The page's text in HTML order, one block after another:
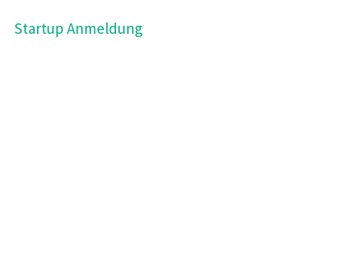
Startup Anmeldung